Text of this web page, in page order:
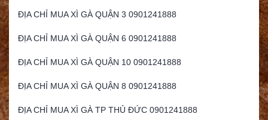
ĐỊA CHỈ MUA XÌ GÀ QUẬN 3 0901241888
ĐỊA CHỈ MUA XÌ GÀ QUẬN 6 0901241888
ĐỊA CHỈ MUA XÌ GÀ QUẬN 10 0901241888
ĐỊA CHỈ MUA XÌ GÀ QUẬN 8 0901241888
ĐỊA CHỈ MUA XÌ GÀ TP THỦ ĐỨC 0901241888